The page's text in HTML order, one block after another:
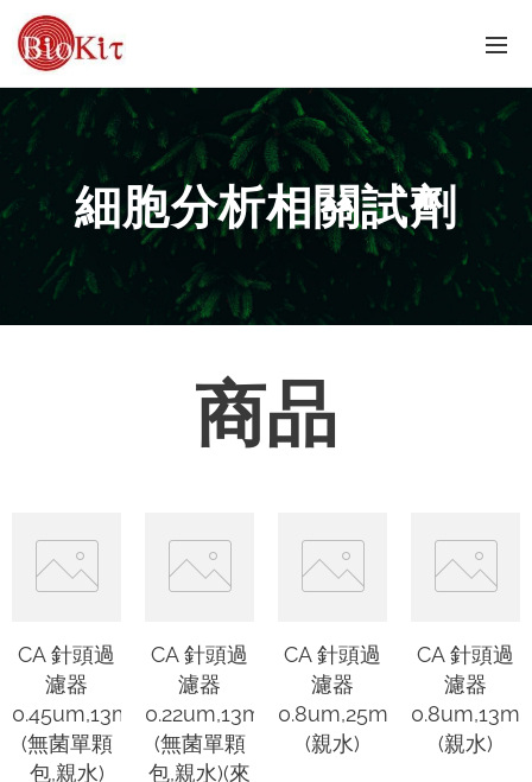
細胞分析相關試劑
商品
CA 針頭過
濾器
0.45um,13mm
(無菌單顆
包,親水)
CA 針頭過
濾器
0.22um,13mm
(無菌單顆
包,親水)(來
CA 針頭過
濾器
0.8um,25mm
(親水)
CA 針頭過
濾器
(親水)